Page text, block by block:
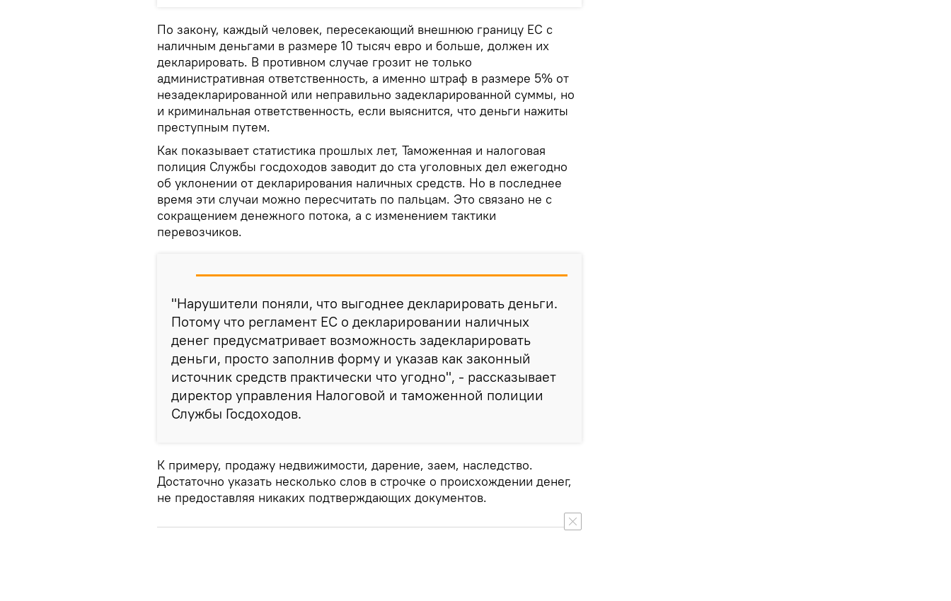
По закону, каждый человек, пересекающий внешнюю границу ЕС с
наличным деньгами в размере 10 тысяч евро и больше, должен их
декларировать. В противном случае грозит не только
административная ответственность, а именно штраф в размере 5% от
незадекларированной или неправильно задекларированной суммы, но
и криминальная ответственность, если выяснится, что деньги нажиты
преступным путем.
Как показывает статистика прошлых лет, Таможенная и налоговая
полиция Службы госдоходов заводит до ста уголовных дел ежегодно
об уклонении от декларирования наличных средств. Но в последнее
время эти случаи можно пересчитать по пальцам. Это связано не с
сокращением денежного потока, а с изменением тактики
перевозчиков.
"Нарушители поняли, что выгоднее декларировать деньги.
Потому что регламент ЕС о декларировании наличных
денег предусматривает возможность задекларировать
деньги, просто заполнив форму и указав как законный
источник средств практически что угодно", - рассказывает
директор управления Налоговой и таможенной полиции
Службы Госдоходов.
К примеру, продажу недвижимости, дарение, заем, наследство.
Достаточно указать несколько слов в строчке о происхождении денег,
не предоставляя никаких подтверждающих документов.